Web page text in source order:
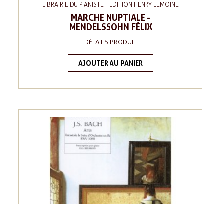
LIBRAIRIE DU PIANISTE - EDITION HENRY LEMOINE
MARCHE NUPTIALE -
MENDELSSOHN FÉLIX
DÉTAILS PRODUIT
AJOUTER AU PANIER